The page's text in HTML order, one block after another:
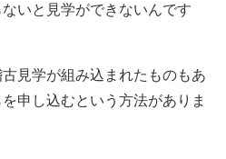
いと見学ができないんです
見学が組み込まれたものもあ
申し込むという方法がありま